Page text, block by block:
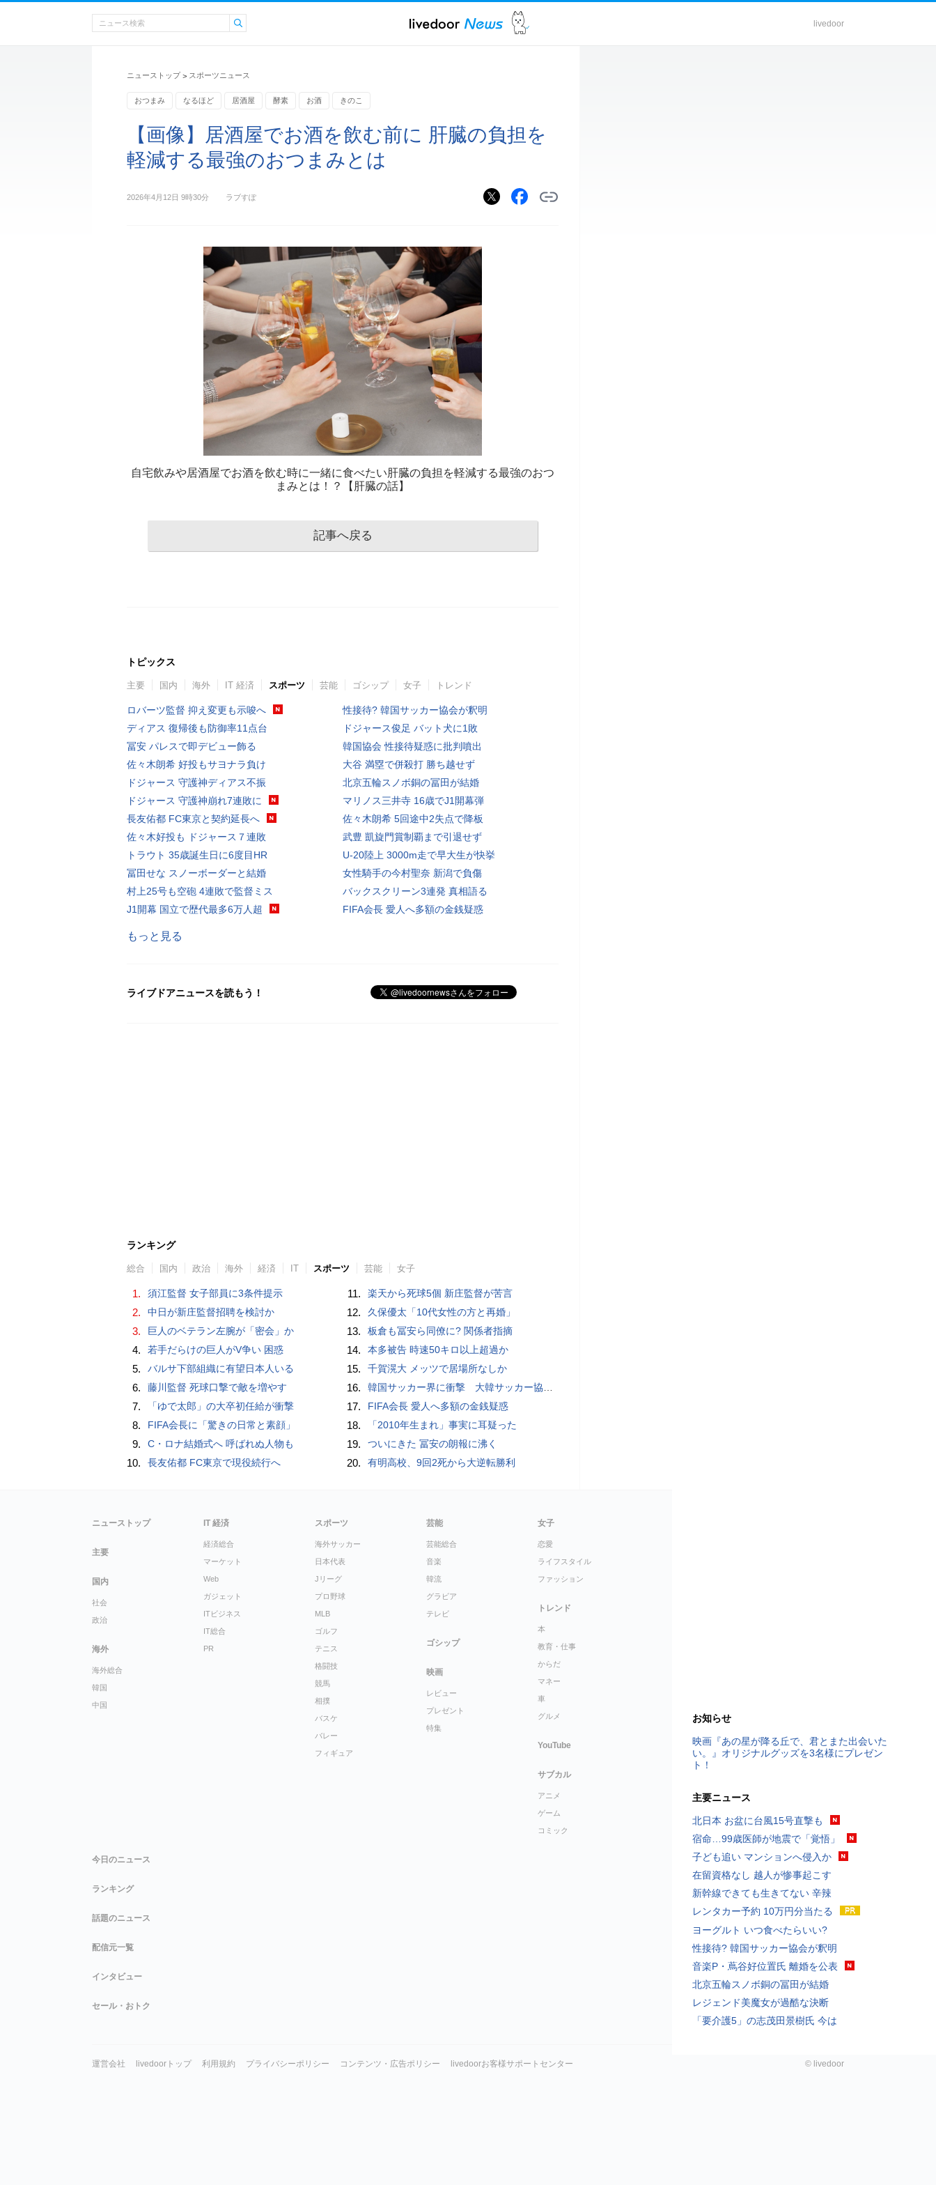
livedoor
ニューストップ > スポーツニュース
おつまみ なるほど 居酒屋 酵素 お酒 きのこ
【画像】居酒屋でお酒を飲む前に 肝臓の負担を
軽減する最強のおつまみとは
2026年4月12日 9時30分 ラブすぽ
自宅飲みや居酒屋でお酒を飲む時に一緒に食べたい肝臓の負担を軽減する最強のおつ
まみとは！？【肝臓の話】
記事へ戻る
トピックス
主要 国内 海外 IT 経済 スポーツ 芸能 ゴシップ 女子 トレンド
ロバーツ監督 抑え変更も示唆へ
ディアス 復帰後も防御率11点台
冨安 パレスで即デビュー飾る
佐々木朗希 好投もサヨナラ負け
ドジャース 守護神ディアス不振
ドジャース 守護神崩れ7連敗に
長友佑都 FC東京と契約延長へ
佐々木好投も ドジャース７連敗
トラウト 35歳誕生日に6度目HR
冨田せな スノーボーダーと結婚
村上25号も空砲 4連敗で監督ミス
J1開幕 国立で歴代最多6万人超
性接待? 韓国サッカー協会が釈明
ドジャース俊足 バット犬に1敗
韓国協会 性接待疑惑に批判噴出
大谷 満塁で併殺打 勝ち越せず
北京五輪スノボ銅の冨田が結婚
マリノス三井寺 16歳でJ1開幕弾
佐々木朗希 5回途中2失点で降板
武豊 凱旋門賞制覇まで引退せず
U-20陸上 3000m走で早大生が快挙
女性騎手の今村聖奈 新潟で負傷
バックスクリーン3連発 真相語る
FIFA会長 愛人へ多額の金銭疑惑
もっと見る
ライブドアニュースを読もう！
ランキング
総合 国内 政治 海外 経済 IT スポーツ 芸能 女子
1. 須江監督 女子部員に3条件提示
2. 中日が新庄監督招聘を検討か
3. 巨人のベテラン左腕が「密会」か
4. 若手だらけの巨人がV争い 困惑
5. バルサ下部組織に有望日本人いる
6. 藤川監督 死球口撃で敵を増やす
7. 「ゆで太郎」の大卒初任給が衝撃
8. FIFA会長に「驚きの日常と素顔」
9. C・ロナ結婚式へ 呼ばれぬ人物も
10. 長友佑都 FC東京で現役続行へ
11. 楽天から死球5個 新庄監督が苦言
12. 久保優太「10代女性の方と再婚」
13. 板倉も冨安ら同僚に? 関係者指摘
14. 本多被告 時速50キロ以上超過か
15. 千賀滉大 メッツで居場所なしか
16. 韓国サッカー界に衝撃 大韓サッカー協会に外国人審判への“性的接待”疑惑 韓国メディアが報道
17. FIFA会長 愛人へ多額の金銭疑惑
18. 「2010年生まれ」事実に耳疑った
19. ついにきた 冨安の朗報に沸く
20. 有明高校、9回2死から大逆転勝利
お知らせ
映画『あの星が降る丘で、君とまた出会いた
い。』オリジナルグッズを3名様にプレゼン
ト！
主要ニュース
北日本 お盆に台風15号直撃も
宿命…99歳医師が地震で「覚悟」
子ども追い マンションへ侵入か
在留資格なし 越人が惨事起こす
新幹線できても生きてない 辛辣
レンタカー予約 10万円分当たる
ヨーグルト いつ食べたらいい?
性接待? 韓国サッカー協会が釈明
音楽P・蔦谷好位置氏 離婚を公表
北京五輪スノボ銅の冨田が結婚
レジェンド美魔女が過酷な決断
「要介護5」の志茂田景樹氏 今は
ニューストップ
主要
国内
社会
政治
海外
海外総合
韓国
中国
IT 経済
経済総合
マーケット
Web
ガジェット
ITビジネス
IT総合
PR
スポーツ
海外サッカー
日本代表
Jリーグ
プロ野球
MLB
ゴルフ
テニス
格闘技
競馬
相撲
バスケ
バレー
フィギュア
芸能
芸能総合
音楽
韓流
グラビア
テレビ
ゴシップ
映画
レビュー
プレゼント
特集
女子
恋愛
ライフスタイル
ファッション
トレンド
本
教育・仕事
からだ
マネー
車
グルメ
YouTube
サブカル
アニメ
ゲーム
コミック
今日のニュース
ランキング
話題のニュース
配信元一覧
インタビュー
セール・おトク
運営会社 livedoorトップ 利用規約 プライバシーポリシー コンテンツ・広告ポリシー livedoorお客様サポートセンター © livedoor